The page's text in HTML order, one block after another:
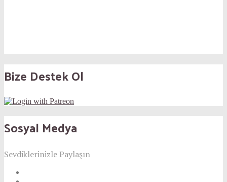
Bize Destek Ol
Sosyal Medya
Sevdiklerinizle Paylaşın